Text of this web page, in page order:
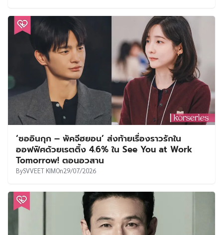
‘ซออินกุก – พัคจีฮยอน’ ส่งท้ายเรื่องราวรักใน
ออฟฟิศด้วยเรตติ้ง 4.6% ใน See You at Work
Tomorrow! ตอนอวสาน
BySVVEET KIMOn29/07/2026